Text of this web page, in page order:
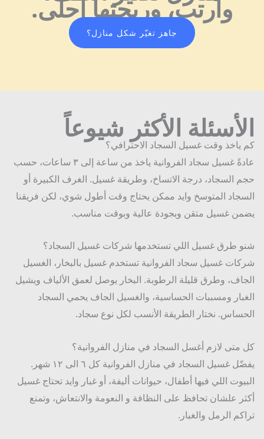
من
البداية،
ويطمن.
سمعوا
مخاوف
وشرحو
ا لي
الطريق
ة لي
راح
يشتغلو
استخد
موا
حلول
صديقة
للبيئة
وهذا
وأرتب، وريحتها احلى.
جاهز تغيّر شكل منازل؟
الأكثر شيوعاً
وقت غسيل السجاد الاحترافي؟
عادةً غسيل سجاد الفروانية ياخذ من ساعة إلى ٣ ساعات، حسب
السجاد، درجة الاتساخ، وطريقة غسيل. الغرف الكبيرة أو
المتوسخ وايد ممكن يحتاج وقت أطول شوي، لكن فريقنا
غسيل متقن وبجودة عالية وبوقت مناسب.
طرق غسيل اللي تستخدمها شركات غسيل السجاد؟
غسيل سجاد الفروانية تستخدم غسيل بالبخار، الغسيل
وطرق قليلة الرطوبة. البخار يوصل لعمق الألياف ويشيل
ومسببات الحساسية، والغسيل الجاف يحمي السجاد
نختار الطريقة الأنسب لكل نوع سجاد.
لازم أغسل السجاد في منازل الفروانية؟
يفضّل غسيل السجاد في منازل الفروانية كل ٦ الى ١٢ شهر.
اللي فيها أطفال، حيوانات أليفة، أو غبار وايد تحتاج غسيل
علشان تحافظ على النظافة و النعومة والانتعاش، وتمنع
الرمل والغبار.